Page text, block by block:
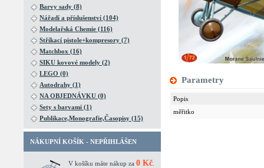
Barvy sady (8)
Nářadí a příslušenství (104)
Modelařská Chemie (116)
Stříkací pistole+kompresory (7)
Matchbox (16)
SIKU kovové modely (2)
LEGO (0)
Autodrahy (1)
NA OBJEDNÁVKU (0)
Sety s barvami (1)
Publikace,Monografie,Časopisy (15)
NÁKUPNÍ KOŠÍK - NEPŘIHLÁŠEN
V košíku máte nákup za 0 Kč
Parametry
Popis
měřitko